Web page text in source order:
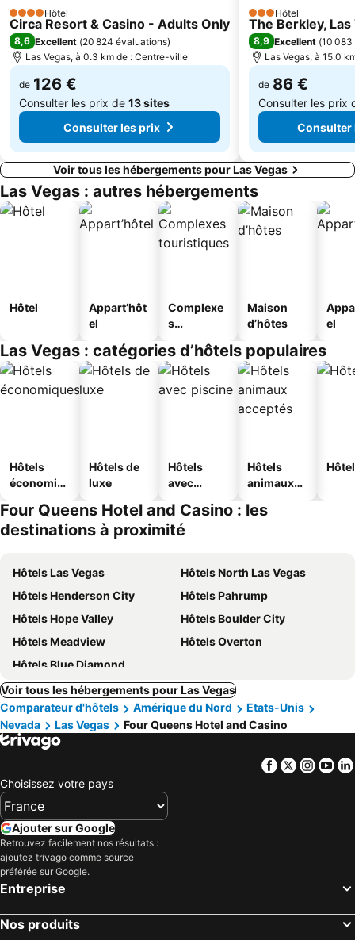
Summerlin
Aliante
South Point Showroom
4 ÉtoilesHôtel
Circa Resort & Casino - Adults Only
8,6 Excellent (20 824 évaluations)
Las Vegas, à 0.3 km de : Centre-ville
de 126 €
Consulter les prix de 13 sites
Consulter les prix
3 Étoiles
Hôtel
The Berkley, Las
8,9 Excellent (10 083
Las Vegas, à 15.0
de 86 €
Consulter les prix
Consulter
Voir tous les hébergements pour Las Vegas
Las Vegas : autres hébergements
Hôtel
Appart’hôt
el
Complexe
s
s
Maison
d’hôtes
el
Las Vegas : catégories d’hôtels populaires
Hôtels
économiq
Hôtels de
luxe
Hôtels
avec
Hôtels
animaux
Four Queens Hotel and Casino : les
destinations à proximité
Hôtels Las Vegas
Hôtels North Las Vegas
Hôtels Henderson City
Hôtels Pahrump
Hôtels Hope Valley
Hôtels Boulder City
Hôtels Meadview
Hôtels Overton
Hôtels Blue Diamond
Voir tous les hébergements pour Las Vegas
Comparateur d'hôtels
Amérique du Nord
Etats-Unis
Nevada
Las Vegas Four Queens Hotel and Casino
Facebook
Twitter
Choisissez votre pays
Ajouter sur Google
Retrouvez facilement nos résultats :
ajoutez trivago comme source
préférée sur Google.
Entreprise
Nos produits